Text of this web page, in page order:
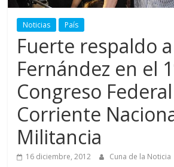
Noticias País
Fuerte respaldo
Fernández en el
Congreso
Corriente
Militancia
16 diciembre, 2012 Cuna de la Noticia